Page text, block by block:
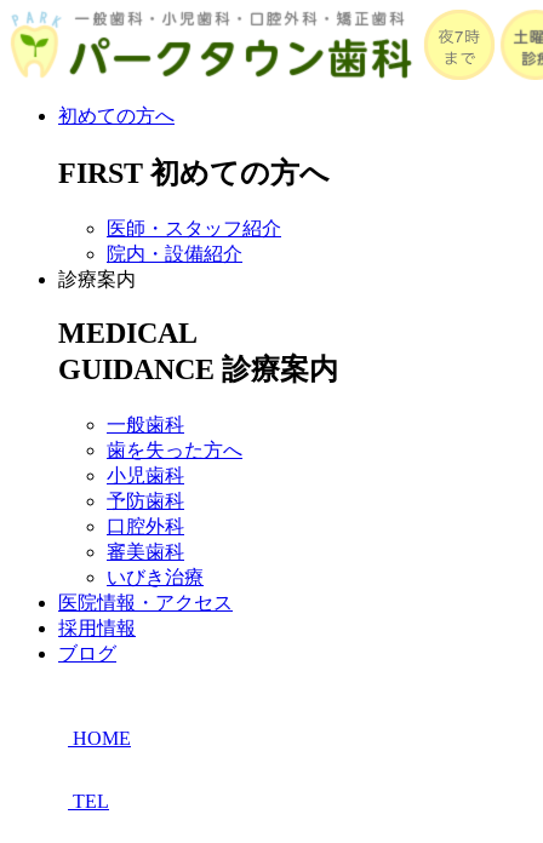
初めての方へ
FIRST 初めての方へ
医師・スタッフ紹介
院内・設備紹介
診療案内
MEDICAL
GUIDANCE 診療案内
一般歯科
歯を失った方へ
小児歯科
予防歯科
口腔外科
審美歯科
いびき治療
医院情報・アクセス
採用情報
ブログ
HOME
TEL